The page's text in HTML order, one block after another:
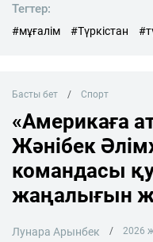
Тегтер:
#мұғалім #Түркістан
Басты бет Спорт
«Америкаға
Жәнібек
командасы
жаңалығын
Лунара Арынбек 2026